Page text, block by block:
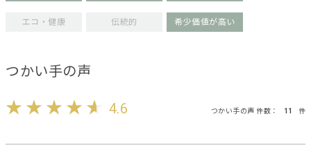
エコ・健康 伝統的 希少価値が高い
つかい手の声
4.6 つかい手の声 件数： 11 件